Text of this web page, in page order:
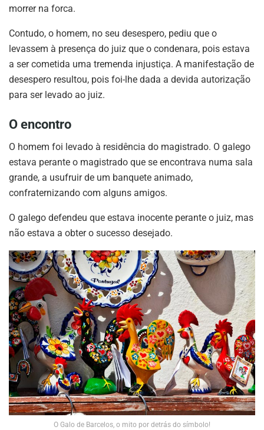
morrer na forca.
Contudo, o homem, no seu desespero, pediu que o
levassem à presença do juiz que o condenara, pois estava
a ser cometida uma tremenda injustiça. A manifestação de
desespero resultou, pois foi-lhe dada a devida autorização
para ser levado ao juiz.
O encontro
O homem foi levado à residência do magistrado. O galego
estava perante o magistrado que se encontrava numa sala
grande, a usufruir de um banquete animado,
confraternizando com alguns amigos.
O galego defendeu que estava inocente perante o juiz, mas
não estava a obter o sucesso desejado.
O Galo de Barcelos, o mito por detrás do símbolo!